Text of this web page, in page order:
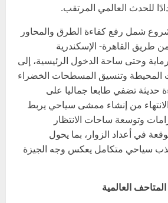
للحدث العالمي المرتقب.
شمل رفع كفاءة الطرق والمحاور
طريق القاهرة- الإسكندرية
وحتى ساحة الدخول الرئيسية، إلى
المحيطة وتنسيق المسطحات الخضراء
حديثة تضفي طابعا جماليا على
الانتهاء من إنشاء ممشى سياحي يربط
وتوسعة ساحات الانتظار
في أعداد الزوار، بما يحول
سياحي متكامل يعكس وجه الجيزة
العالمية